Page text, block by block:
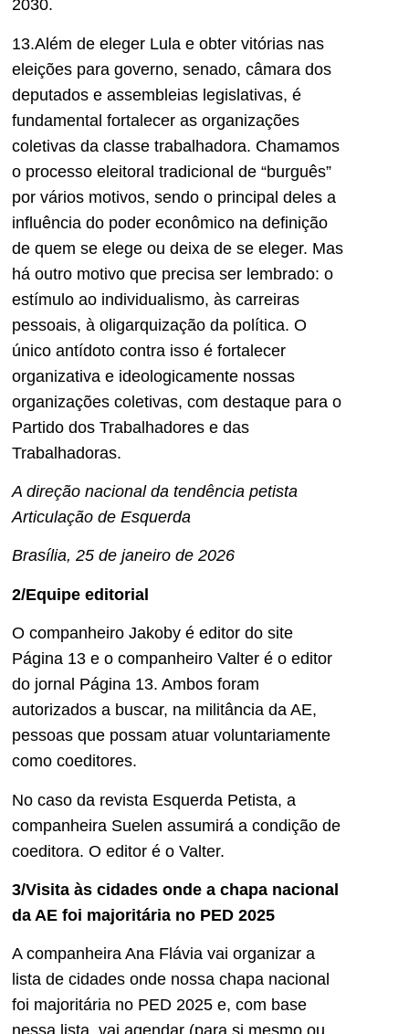
2030.
13.Além de eleger Lula e obter vitórias nas
eleições para governo, senado, câmara dos
deputados e assembleias legislativas, é
fundamental fortalecer as organizações
coletivas da classe trabalhadora. Chamamos
o processo eleitoral tradicional de “burguês”
por vários motivos, sendo o principal deles a
influência do poder econômico na definição
de quem se elege ou deixa de se eleger. Mas
há outro motivo que precisa ser lembrado: o
estímulo ao individualismo, às carreiras
pessoais, à oligarquização da política. O
único antídoto contra isso é fortalecer
organizativa e ideologicamente nossas
organizações coletivas, com destaque para o
Partido dos Trabalhadores e das
Trabalhadoras.
A direção nacional da tendência petista
Articulação de Esquerda
Brasília, 25 de janeiro de 2026
2/Equipe editorial
O companheiro Jakoby é editor do site
Página 13 e o companheiro Valter é o editor
do jornal Página 13. Ambos foram
autorizados a buscar, na militância da AE,
pessoas que possam atuar voluntariamente
como coeditores.
No caso da revista Esquerda Petista, a
companheira Suelen assumirá a condição de
coeditora. O editor é o Valter.
3/Visita às cidades onde a chapa nacional
da AE foi majoritária no PED 2025
A companheira Ana Flávia vai organizar a
lista de cidades onde nossa chapa nacional
foi majoritária no PED 2025 e, com base